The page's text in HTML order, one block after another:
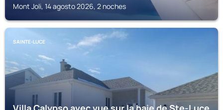
Mont Joli, 14 agosto 2026, 2 noches
SAINTE-LUCE